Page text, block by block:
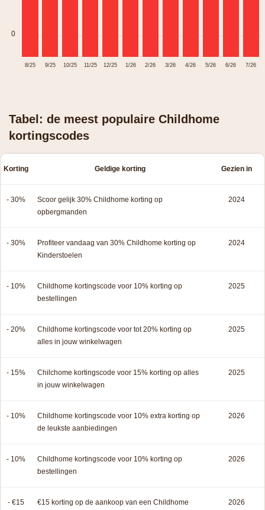
0
8/25 9/25 10/25 11/25 12/25 1/26 2/26 3/26 4/26 5/26 6/26 7/26
Tabel: de meest populaire Childhome
kortingscodes
Korting Geldige korting Gezien in
- 30%
Scoor gelijk 30% Childhome korting op
opbergmanden
2024
- 30%
Profiteer vandaag van 30% Childhome korting op
Kinderstoelen
2024
- 10%
Childhome kortingscode voor 10% korting op
bestellingen
2025
- 20%
Childhome kortingscode voor tot 20% korting op
alles in jouw winkelwagen
2025
- 15%
Chilchome kortingscode voor 15% korting op alles
in jouw winkelwagen
2025
- 10%
Childhome kortingscode voor 10% extra korting op
de leukste aanbiedingen
2026
- 10%
Childhome kortingscode voor 10% korting op
bestellingen
2026
- €15
€15 korting op de aankoop van een Childhome
2026